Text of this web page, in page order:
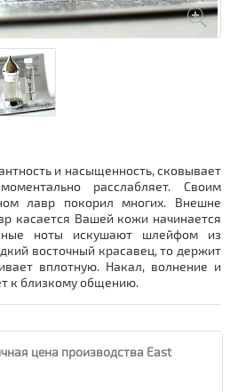
и насыщенность, сковывает
расслабляет. Своим
лавр покорил многих. Внешне
касается Вашей кожи начинается
ноты искушают шлейфом из
восточный красавец, то держит
вплотную. Накал, волнение и
к близкому общению.
цена производства East